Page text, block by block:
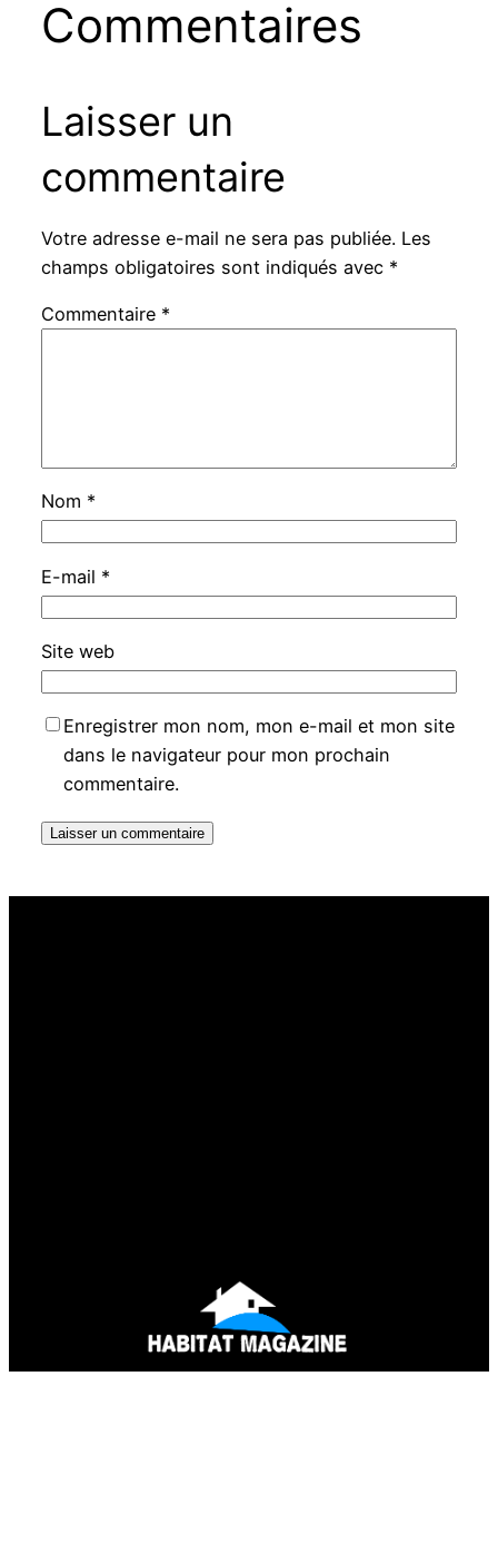
Commentaires
Laisser un
commentaire
Votre adresse e-mail ne sera pas publiée. Les
champs obligatoires sont indiqués avec *
Commentaire *
Nom *
E-mail *
Site web
Enregistrer mon nom, mon e-mail et mon site
dans le navigateur pour mon prochain
commentaire.